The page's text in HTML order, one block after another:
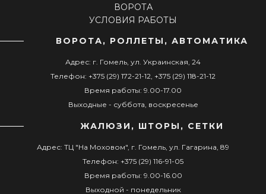
ВОРОТА
УСЛОВИЯ РАБОТЫ
ВОРОТА, РОЛЛЕТЫ, АВТОМАТИКА
Адрес: г. Гомель, ул. Украинская, 24
Телефон: +375 (29) 172-21-12, +375 (29) 118-21-12
Время работы: 9.00-17.00
Выходные - суббота, воскресенье
ЖАЛЮЗИ, ШТОРЫ, СЕТКИ
Адрес: ТЦ "На Моховом", г. Гомель, ул. Гагарина, 89
Телефон: +375 (29) 116-91-05
Время работы: 9.00-16.00
Выходной - понедельник